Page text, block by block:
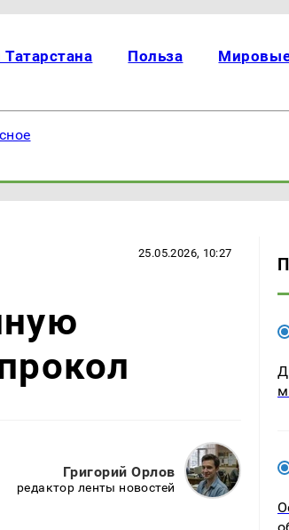
Польза
25.05.2026, 10:27
Григорий Орлов
редактор ленты новостей